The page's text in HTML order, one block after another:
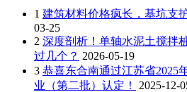
1 建筑材料价格疯长，基坑支
03-25
2 深度剖析！单轴水泥土搅拌
过几个？ 2026-05-19
3 恭喜东合南通过江苏省2025
业（第二批）认定！
2025-12-